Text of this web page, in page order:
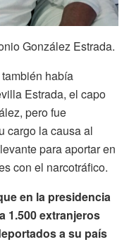
González Estrada.
había
Estrada, el capo
pero fue
cargo la causa al
para aportar en
con el narcotráfico.
en la presidencia
1.500 extranjeros
a su país